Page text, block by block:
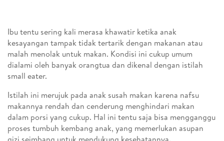
Ibu tentu sering kali merasa khawatir ketika anak
kesayangan tampak tidak tertarik dengan makanan atau
malah menolak untuk makan. Kondisi ini cukup umum
dialami oleh banyak orangtua dan dikenal dengan istilah
small eater.
Istilah ini merujuk pada anak susah makan karena nafsu
makannya rendah dan cenderung menghindari makan
dalam porsi yang cukup. Hal ini tentu saja bisa mengganggu
proses tumbuh kembang anak, yang memerlukan asupan